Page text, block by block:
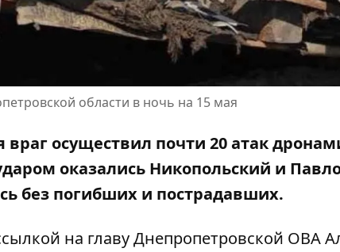
области в ночь на 15 мая
осуществил почти 20 атак
оказались Никопольский и
без погибших и пострадавших.
на главу Днепропетровской ОВА